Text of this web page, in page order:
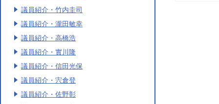
議員紹介・竹内圭司
議員紹介・瀧田敏幸
議員紹介・高橋浩
議員紹介・實川隆
議員紹介・信田光保
議員紹介・宍倉登
議員紹介・佐野彰